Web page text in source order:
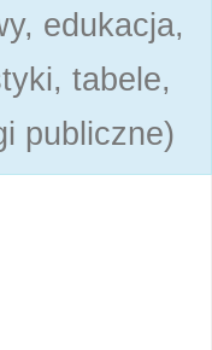
edukacja,
tabele,
publiczne)